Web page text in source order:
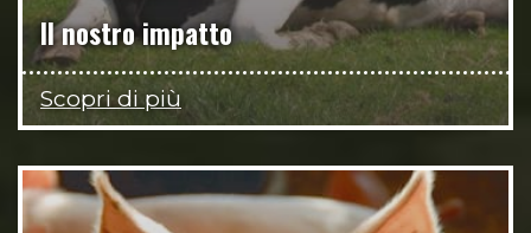
Il nostro impatto
Scopri di più